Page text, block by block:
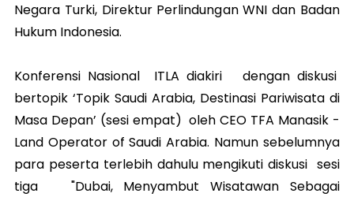
Negara Turki, Direktur Perlindungan WNI dan Badan
Hukum Indonesia.
Konferensi Nasional ITLA diakiri dengan diskusi
bertopik ‘Topik Saudi Arabia, Destinasi Pariwisata di
Masa Depan’ (sesi empat) oleh CEO TFA Manasik -
Land Operator of Saudi Arabia. Namun sebelumnya
para peserta terlebih dahulu mengikuti diskusi sesi
tiga "Dubai, Menyambut Wisatawan Sebagai